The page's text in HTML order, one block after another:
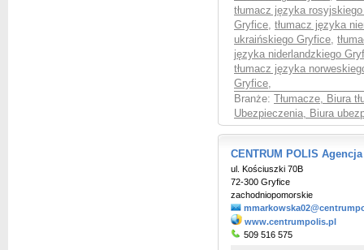
tłumacz języka
Gryfice, tłumacz języka
ukraińskiego Gryfice,
języka niderlandzkiego
tłumacz języka
Gryfice,
Branże:
Tłumacze, Biura
Ubezpieczenia, Biura
CENTRUM POLIS
ul. Kościuszki 70B
72-300 Gryfice
zachodniopomorskie
www.centrumpolis.pl
509 516 575